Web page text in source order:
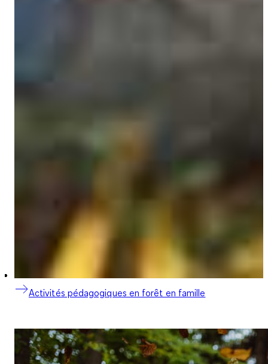
Activités pédagogiques en forêt en famille